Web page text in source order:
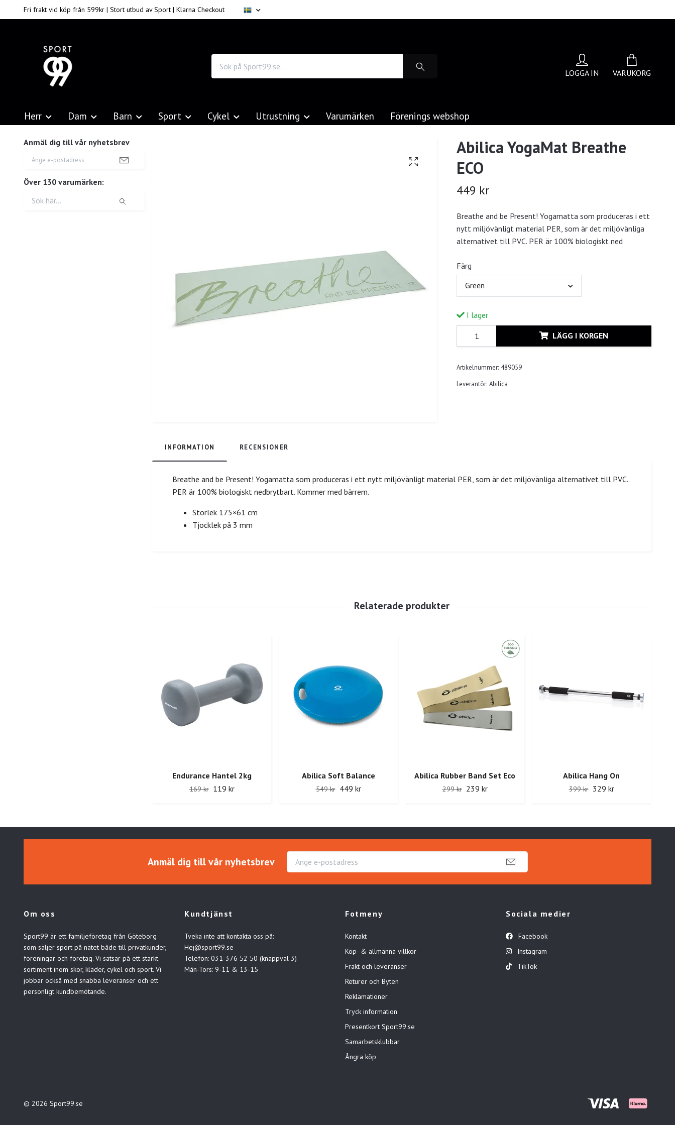
Fri frakt vid köp från 599kr | Stort utbud av Sport | Klarna Checkout
LOGGA IN VARUKORG
Herr Dam Barn Sport Cykel Utrustning Varumärken Förenings webshop
Anmäl dig till vår nyhetsbrev
Över 130 varumärken:
Abilica YogaMat Breathe
ECO
449 kr
Breathe and be Present! Yogamatta som produceras i ett
nytt miljövänligt material PER, som är det miljövänliga
alternativet till PVC. PER är 100% biologiskt ned
Färg
Green
I lager
LÄGG I KORGEN
Artikelnummer: 489059
Leverantör: Abilica
INFORMATION RECENSIONER
Breathe and be Present! Yogamatta som produceras i ett nytt miljövänligt material PER, som är det miljövänliga alternativet till PVC.
PER är 100% biologiskt nedbrytbart. Kommer med bärrem.
Storlek 175×61 cm
Tjocklek på 3 mm
Endurance Hantel 2kg
169 kr 119 kr
Abilica Soft Balance
549 kr 449 kr
Abilica Rubber Band Set Eco
299 kr 239 kr
Abilica Hang On
399 kr 329 kr
Anmäl dig till vår nyhetsbrev
Om oss
Sport99 är ett familjeföretag från Göteborg
som säljer sport på nätet både till privatkunder,
föreningar och företag. Vi satsar på ett starkt
sortiment inom skor, kläder, cykel och sport. Vi
jobbar också med snabba leveranser och ett
personligt kundbemötande.
Kundtjänst
Tveka inte att kontakta oss på:
Hej@sport99.se
Telefon: 031-376 52 50 (knappval 3)
Mån-Tors: 9-11 & 13-15
Fotmeny
Kontakt
Köp- & allmänna villkor
Frakt och leveranser
Returer och Byten
Reklamationer
Tryck information
Presentkort Sport99.se
Samarbetsklubbar
Ångra köp
Sociala medier
Facebook
Instagram
TikTok
© 2026 Sport99.se